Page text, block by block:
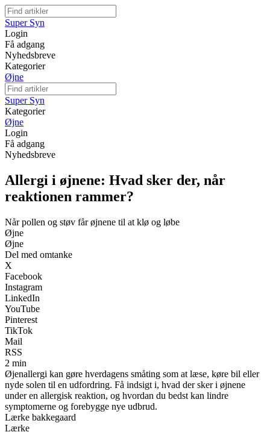
Super Syn
Login
Få adgang
Nyhedsbreve
Kategorier
Øjne
Super Syn
Kategorier
Øjne
Login
Få adgang
Nyhedsbreve
Allergi i øjnene: Hvad sker der, når
reaktionen rammer?
Når pollen og støv får øjnene til at klø og løbe
Øjne
Øjne
Del med omtanke
X
Facebook
Instagram
LinkedIn
YouTube
Pinterest
TikTok
Mail
RSS
2 min
Øjenallergi kan gøre hverdagens småting som at læse, køre bil eller
nyde solen til en udfordring. Få indsigt i, hvad der sker i øjnene
under en allergisk reaktion, og hvordan du bedst kan lindre
symptomerne og forebygge nye udbrud.
Lærke bakkegaard
Lærke